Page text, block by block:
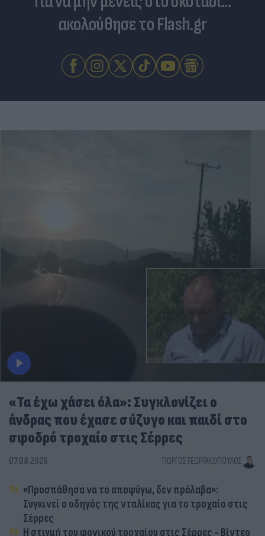
ακολούθησε το Flash.gr
«Τα έχω χάσει όλα»: Συγκλονίζει ο
άνδρας που έχασε σύζυγο και παιδί στο
σφοδρό τροχαίο στις Σέρρες
07.08.2026 ΓΙΏΡΓΟΣ ΓΕΩΡΓΑΚΌΠΟΥΛΟΣ
«Προσπάθησα να το αποφύγω, δεν πρόλαβα»:
Συγκινεί ο οδηγός της νταλίκας για το τροχαίο στις
Σέρρες
Η στιγμή του φονικού τροχαίου στις Σέρρες - Βίντεο